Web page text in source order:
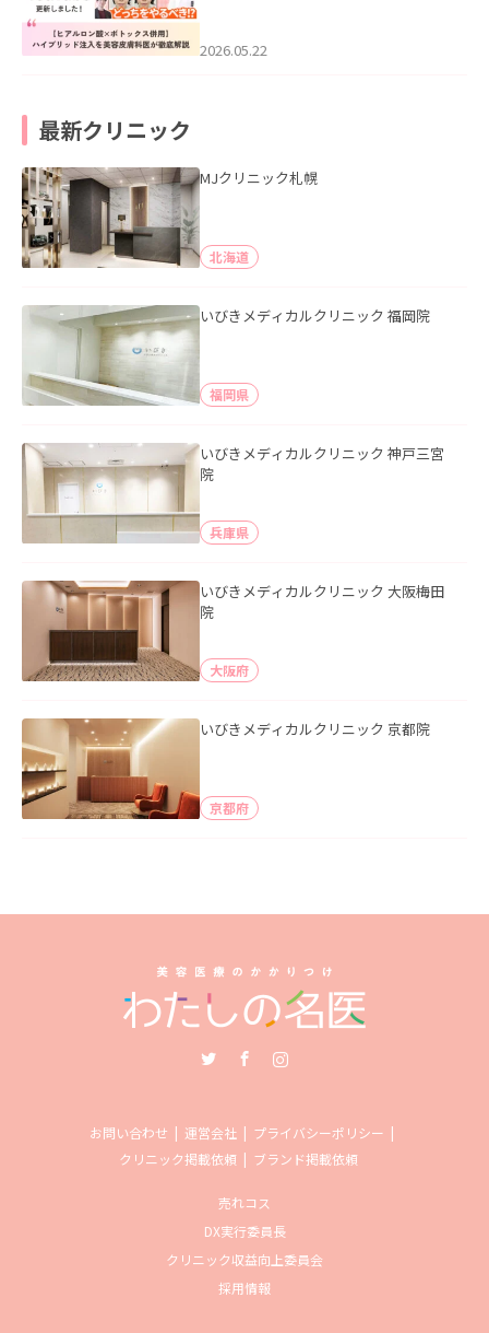
た。
2026.05.22
最新クリニック
MJクリニック札幌
北海道
いびきメディカルクリニック 福岡院
福岡県
いびきメディカルクリニック 神戸三宮
院
兵庫県
いびきメディカルクリニック 大阪梅田
院
大阪府
いびきメディカルクリニック 京都院
京都府
お問い合わせ 運営会社
プライバシーポリシー
クリニック掲載依頼
ブランド掲載依頼
売れコス
DX実行委員長
クリニック収益向上委員会
採用情報